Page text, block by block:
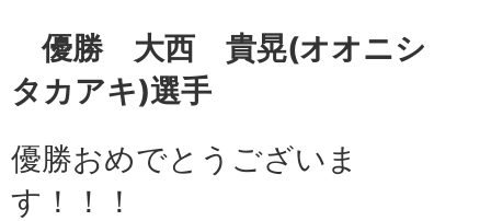
優勝 大西 貴晃(オオニシ
タカアキ)選手
優勝おめでとうございま
す！！！